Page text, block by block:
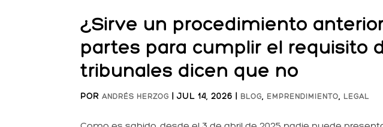
¿Sirve un procedimiento
partes para cumplir el requisito
tribunales dicen que no
PORANDRÉS HERZOG |JUL 14, 2026 BLOG, EMPRENDIMIENTO, LEGAL